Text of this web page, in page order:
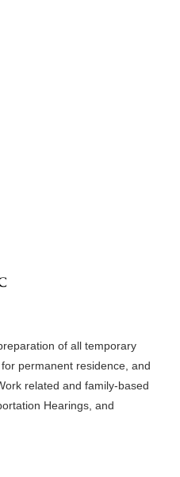
of all temporary
permanent residence, and
related and family-based
Hearings, and